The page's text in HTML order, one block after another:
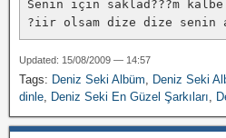
Senin için saklad???m
?iir olsam dize dize senin
Updated: 15/08/2009 — 14:57
Tags: Deniz Seki Albüm, Deniz Seki
dinle, Deniz Seki En Güzel Şarkıları,